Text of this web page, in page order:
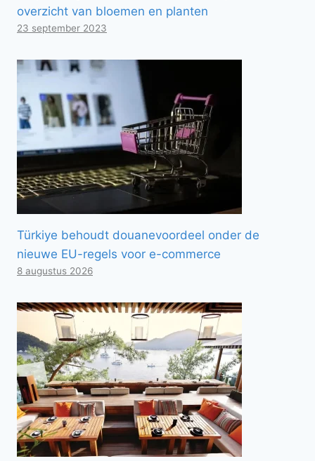
overzicht van bloemen en planten
23 september 2023
Türkiye behoudt douanevoordeel onder de
nieuwe EU-regels voor e-commerce
8 augustus 2026